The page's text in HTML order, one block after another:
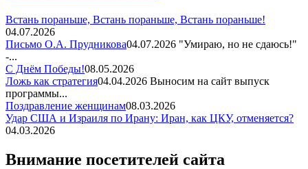
Встань пораньше, Встань пораньше, Встань пораньше!
04.07.2026
Письмо О.А. Прудникова04.07.2026 "Умираю, но не сдаюсь!"
-...
С Днём Победы!08.05.2026
Ложь как стратегия04.04.2026 Выносим на сайт выпуск
программы...
Поздравление женщинам08.03.2026
Удар США и Израиля по Ирану: Иран, как ЦКУ, отменяется?
04.03.2026
Внимание посетителей сайта